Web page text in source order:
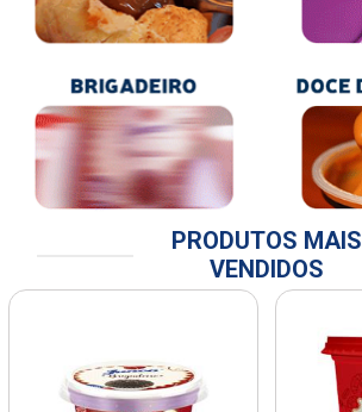
PRODUTOS MAIS
VENDIDOS